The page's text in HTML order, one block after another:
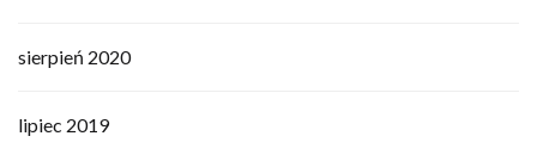
sierpień 2020
lipiec 2019